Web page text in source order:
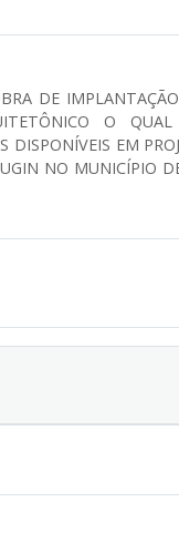
DE
O
DISPONÍVEIS EM
NO MUNICÍPIO